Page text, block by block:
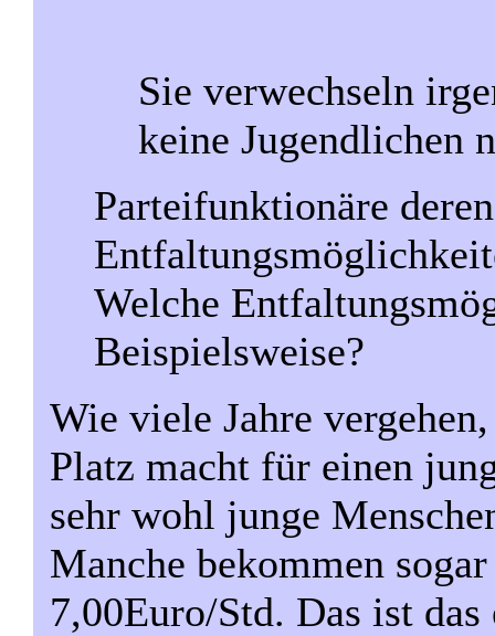
Sie verwechseln
keine Jugendlichen
Parteifunktionäre deren
Welche
Beispielsweise?
Wie viele Jahre
Platz macht für einen
sehr wohl junge
Manche bekommen
7,00Euro/Std. Das ist